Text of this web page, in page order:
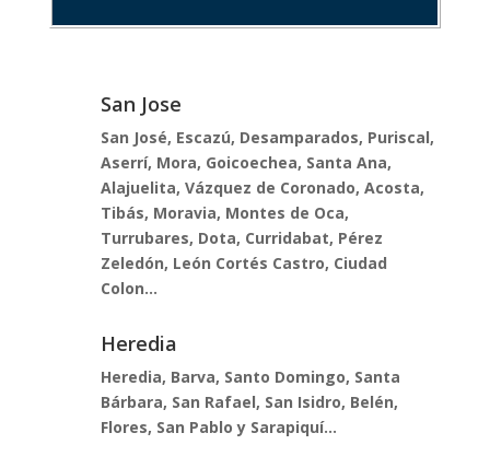
San Jose
San José, Escazú, Desamparados, Puriscal,
Aserrí, Mora, Goicoechea, Santa Ana,
Alajuelita, Vázquez de Coronado, Acosta,
Tibás, Moravia, Montes de Oca,
Turrubares, Dota, Curridabat, Pérez
Zeledón, León Cortés Castro, Ciudad
Colon…
Heredia
Heredia, Barva, Santo Domingo, Santa
Bárbara, San Rafael, San Isidro, Belén,
Flores, San Pablo y Sarapiquí…